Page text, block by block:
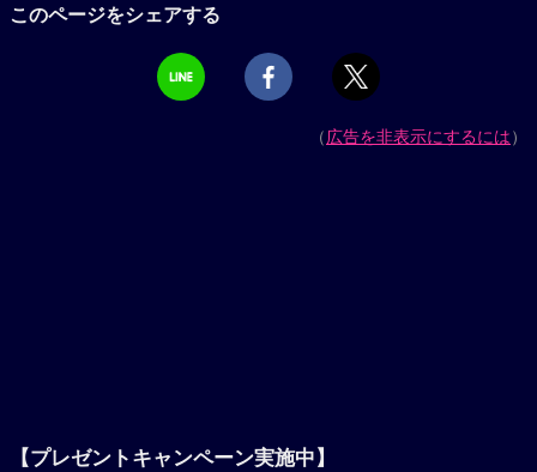
このページをシェアする
（広告を非表示にするには）
【プレゼントキャンペーン実施中】